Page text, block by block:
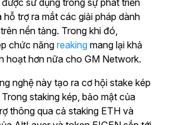
sử dụng trong sự phát triển
trợ ra mắt các giải pháp dành
nền tảng. Trong khi đó,
chức năng reaking mang lại khả
hoạt hơn nữa cho GM Network.
nghệ này tạo ra cơ hội stake kép
Trong staking kép, bảo mật của
thông qua cả staking ETH và